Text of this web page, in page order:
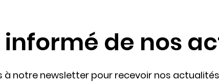
informé de nos
à notre newsletter pour recevoir nos